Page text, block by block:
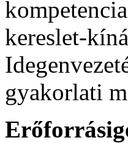
kereslet-
gyakorlati